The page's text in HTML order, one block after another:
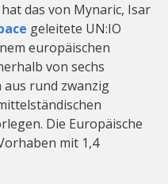
das von Mynaric, Isar
geleitete UN:IO
europäischen
von sechs
rund zwanzig
Die Europäische
mit 1,4